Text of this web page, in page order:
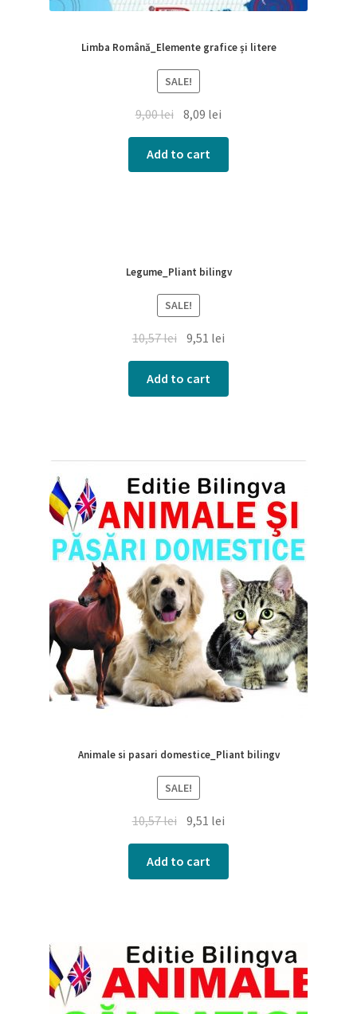
Limba Română_Elemente grafice și litere
SALE!
9,00lei 8,09 lei
Add to cart
Legume_Pliant bilingv
SALE!
10,57lei 9,51 lei
Add to cart
Animale si pasari domestice_Pliant bilingv
SALE!
10,57lei 9,51 lei
Add to cart